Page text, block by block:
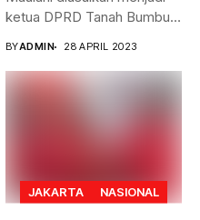
ketua DPRD Tanah Bumbu,
BYADMIN 28 APRIL 2023
JAKARTA NASIONAL